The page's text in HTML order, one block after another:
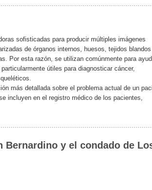
sofisticadas para producir múltiples imágenes
de órganos internos, huesos, tejidos
Por esta razón, se utilizan comúnmente para
útiles para diagnosticar cáncer,
más detallada sobre el problema actual de un
incluyen en el registro médico de los pacientes,
Bernardino y el condado de